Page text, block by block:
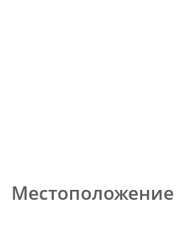
Местоположение